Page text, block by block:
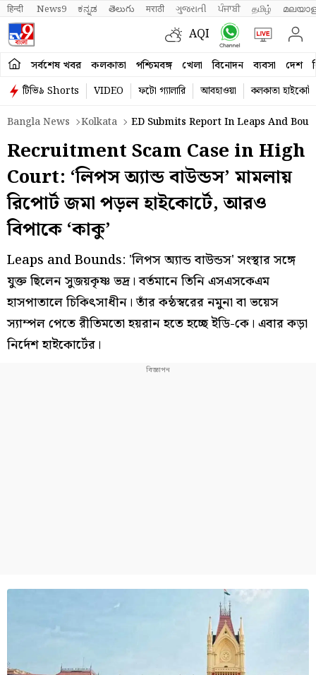
हिन्दी News9 ಕನ್ನಡ తెలుగు मराठी ગુજરાતી ਪੰਜਾਬੀ தமிழ்
AQI
সর্বশেষ খবর কলকাতা পশ্চিমবঙ্গ খেলা বিনোদন ব্যবসা দেশ
টিভি৯ Shorts VIDEO ফটো গ্যালারি আবহাওয়া
কলকাতা হাইকোর্ট
Bangla News
Kolkata ED Submits Report In Leaps And
Recruitment Scam Case in High
Court: ‘লিপস অ্যান্ড বাউন্ডস’ মামলায়
রিপোর্ট জমা পড়ল হাইকোর্টে, আরও
বিপাকে ‘কাকু’
Leaps and Bounds: 'লিপস অ্যান্ড বাউন্ডস' সংস্থার সঙ্গে
যুক্ত ছিলেন সুজয়কৃষ্ণ ভদ্র। বর্তমানে তিনি এসএসকেএম
হাসপাতালে চিকিৎসাধীন। তাঁর কন্ঠস্বরের নমুনা বা ভয়েস
স্যাম্পল পেতে রীতিমতো হয়রান হতে হচ্ছে ইডি-কে। এবার কড়া
নির্দেশ হাইকোর্টের।